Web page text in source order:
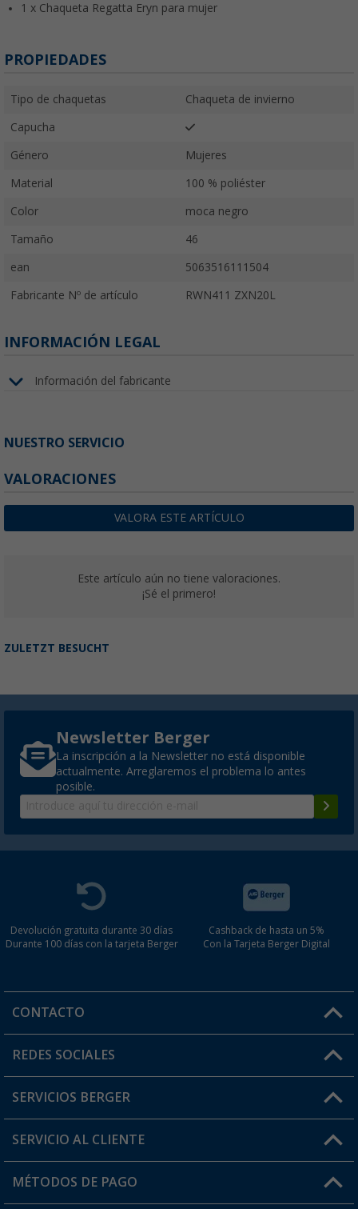
1 x Chaqueta Regatta Eryn para mujer
PROPIEDADES
Tipo de chaquetas Chaqueta de invierno
Capucha
Género Mujeres
Material 100 % poliéster
Color moca negro
Tamaño 46
ean 5063516111504
Fabricante Nº de artículo RWN411 ZXN20L
INFORMACIÓN LEGAL
Información del fabricante
NUESTRO SERVICIO
VALORACIONES
VALORA ESTE ARTÍCULO
Este artículo aún no tiene valoraciones.
¡Sé el primero!
ZULETZT BESUCHT
Newsletter Berger
La inscripción a la Newsletter no está disponible
actualmente. Arreglaremos el problema lo antes
posible.
Devolución gratuita durante 30 días
Durante 100 días con la tarjeta Berger
Cashback de hasta un 5%
Con la Tarjeta Berger Digital
CONTACTO
Horario de atención al cliente:
¿Tienes alguna duda?
REDES SOCIALES
SERVICIOS BERGER
Conviértete en distribuidor
Mi cuenta
SERVICIO AL CLIENTE
FAQ y Contacto
MÉTODOS DE PAGO